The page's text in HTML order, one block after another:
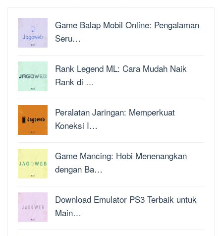
Game Balap Mobil Online: Pengalaman
Seru…
Rank Legend ML: Cara Mudah Naik
Rank di …
Peralatan Jaringan: Memperkuat
Koneksi I…
Game Mancing: Hobi Menenangkan
dengan Ba…
Download Emulator PS3 Terbaik untuk
Main…